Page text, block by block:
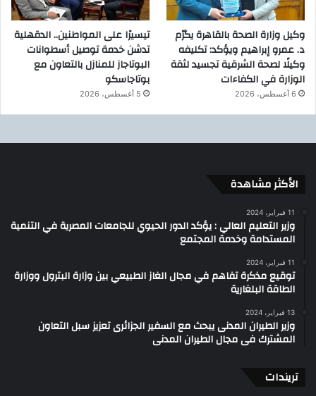
وكيل وزارة الصحة بالقاهرة يكرّم
د. عمرو إبراهيم ويؤكد: تكليفه
وكيلًا لصحة الشرقية تجسيد لثقة
الوزارة في الكفاءات
6 أغسطس، 2026
تيسيرًا على المواطنين.. الدقهلية
تدشن خدمة توصيل أسطوانات
البوتاجاز للمنازل بالتعاون مع
بوتاجاسكو
5 أغسطس، 2026
الأكثر مشاهدة
11 فبراير، 2024
وزير التعليم العالي : يؤكد الدور الحيوي للجامعات المصرية في التنمية
المستدامة وخدمة المجتمع
11 فبراير، 2024
توقيع مذكرة تفاهم في مجال الغاز الطبيعي بين وزارة البترول ووزارة
الطاقة البلغارية
13 فبراير، 2024
وزير الطيران المدنى يبحث مع السفير الجزائرى تعزيز سبل التعاون
المشترك فى مجال الطيران المدنى
تريندات